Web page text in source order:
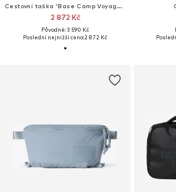
Cestovní taška 'Base Camp Voyager'
2 872 Kč
Původně: 3 590 Kč
Poslední nejnižší cena:2 872 Kč